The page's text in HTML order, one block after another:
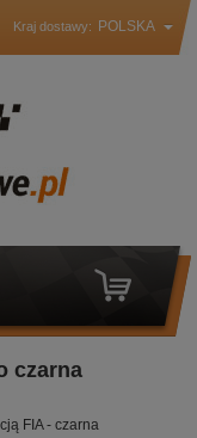
Kraj dostawy: POLSKA
czarna
FIA - czarna